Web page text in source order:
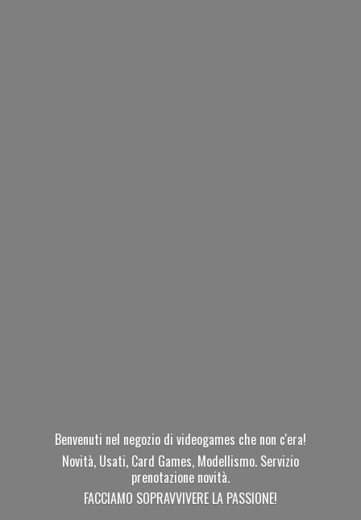
Benvenuti nel negozio di videogames che non c'era!
Novità, Usati, Card Games, Modellismo. Servizio
prenotazione novità.
FACCIAMO SOPRAVVIVERE LA PASSIONE!